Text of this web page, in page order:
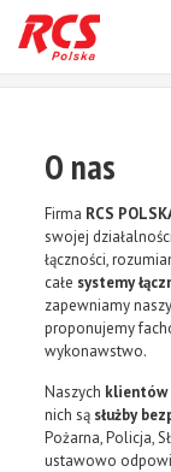
O nas
Firma RCS
swojej
łączności,
całe systemy
zapewniamy
proponujemy
wykonawstwo.
Naszych klientów
nich są służby
Pożarna, Policja,
ustawowo